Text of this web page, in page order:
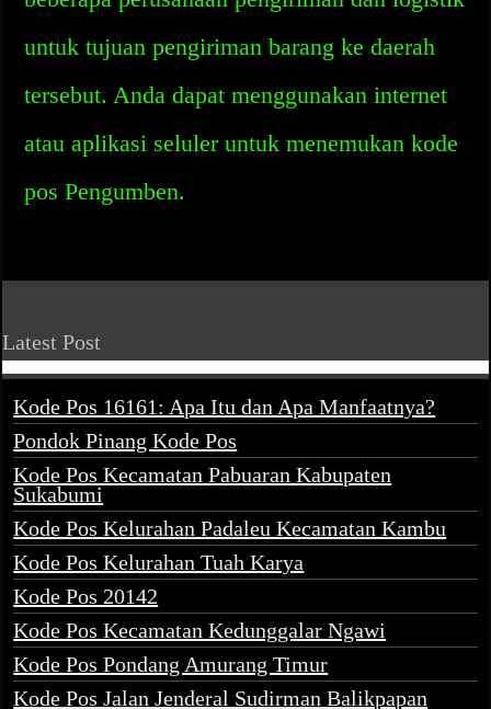
untuk tujuan pengiriman barang ke daerah
tersebut. Anda dapat menggunakan internet
atau aplikasi seluler untuk menemukan kode
pos Pengumben.
Latest Post
Kode Pos 16161: Apa Itu dan Apa Manfaatnya?
Pondok Pinang Kode Pos
Kode Pos Kecamatan Pabuaran Kabupaten
Sukabumi
Kode Pos Kelurahan Padaleu Kecamatan Kambu
Kode Pos Kelurahan Tuah Karya
Kode Pos 20142
Kode Pos Kecamatan Kedunggalar Ngawi
Kode Pos Pondang Amurang Timur
Kode Pos Jalan Jenderal Sudirman Balikpapan